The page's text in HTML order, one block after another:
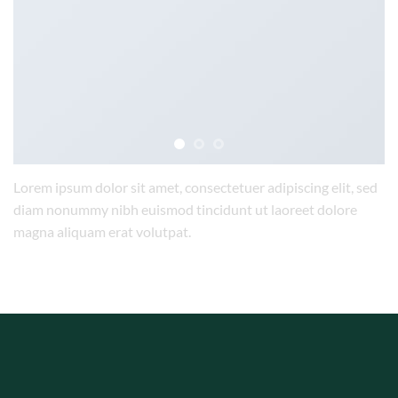
Lorem ipsum dolor sit amet, consectetuer adipiscing elit, sed
diam nonummy nibh euismod tincidunt ut laoreet dolore
magna aliquam erat volutpat.